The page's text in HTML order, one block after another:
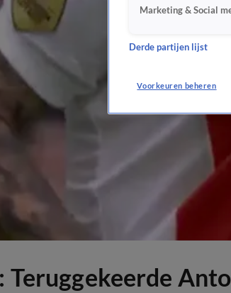
Teruggekeerde
Marketing & Social
Derde partijen lijst
Voorkeuren beheren